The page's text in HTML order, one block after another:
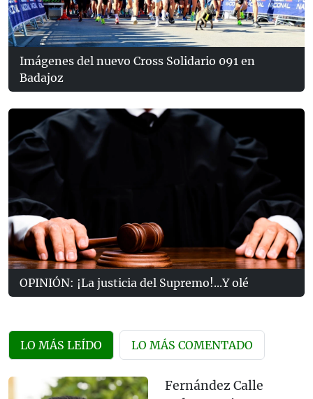
Imágenes del nuevo Cross Solidario 091 en
Badajoz
OPINIÓN: ¡La justicia del Supremo!...Y olé
LO MÁS LEÍDO LO MÁS COMENTADO
Fernández Calle